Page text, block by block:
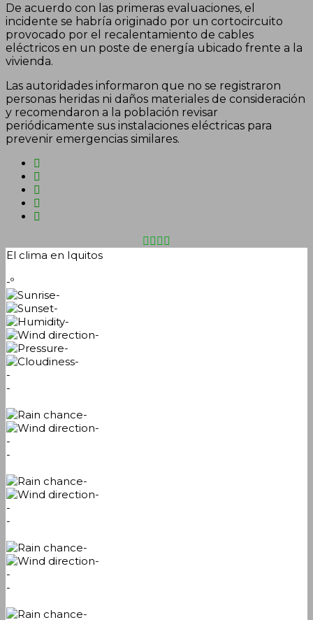
De acuerdo con las primeras evaluaciones, el
incidente se habría originado por un cortocircuito
provocado por el recalentamiento de cables
eléctricos en un poste de energía ubicado frente a la
vivienda.
Las autoridades informaron que no se registraron
personas heridas ni daños materiales de consideración
y recomendaron a la población revisar
periódicamente sus instalaciones eléctricas para
prevenir emergencias similares.
El clima en Iquitos
-º
-
-
-
-
-
-
-
-
-
-
-
-
-
-
-
-
-
-
-
-
-